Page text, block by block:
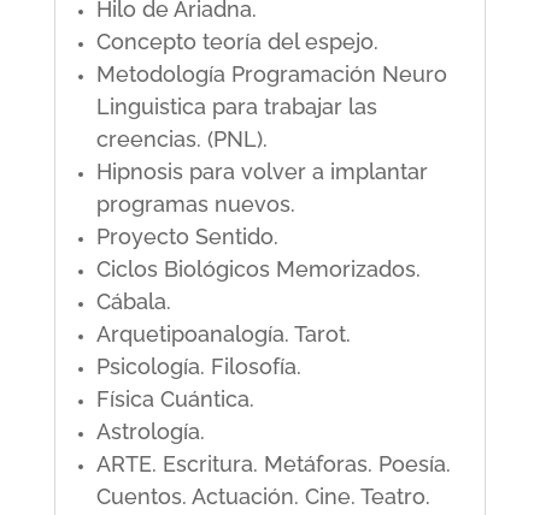
Hilo de Ariadna.
Concepto teoría del espejo.
Metodología Programación Neuro
Linguistica para trabajar las
creencias. (PNL).
Hipnosis para volver a implantar
programas nuevos.
Proyecto Sentido.
Ciclos Biológicos Memorizados.
Cábala.
Arquetipoanalogía. Tarot.
Psicología. Filosofía.
Física Cuántica.
Astrología.
ARTE. Escritura. Metáforas. Poesía.
Cuentos. Actuación. Cine. Teatro.